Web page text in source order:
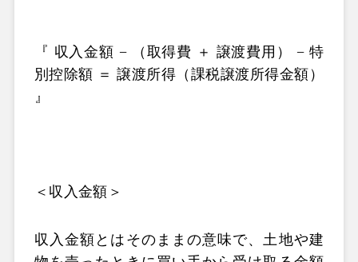
『 収入金額 − （取得費 ＋ 譲渡費用） − 特
別控除額 ＝ 譲渡所得（課税譲渡所得金額）
』
＜収入金額＞
収入金額とはそのままの意味で、土地や建